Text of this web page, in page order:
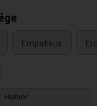
Empatikus
Humor